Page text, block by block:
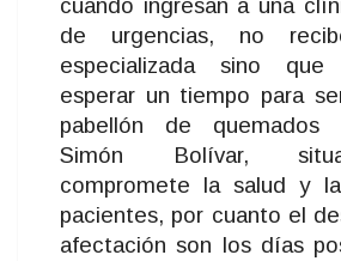
cuando ingresan a una
de urgencias, no
especializada sino
esperar un tiempo para
pabellón de quemados
Simón Bolívar,
compromete la salud y
pacientes, por cuanto el
afectación son los días